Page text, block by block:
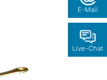
E-Mail
Live-Chat